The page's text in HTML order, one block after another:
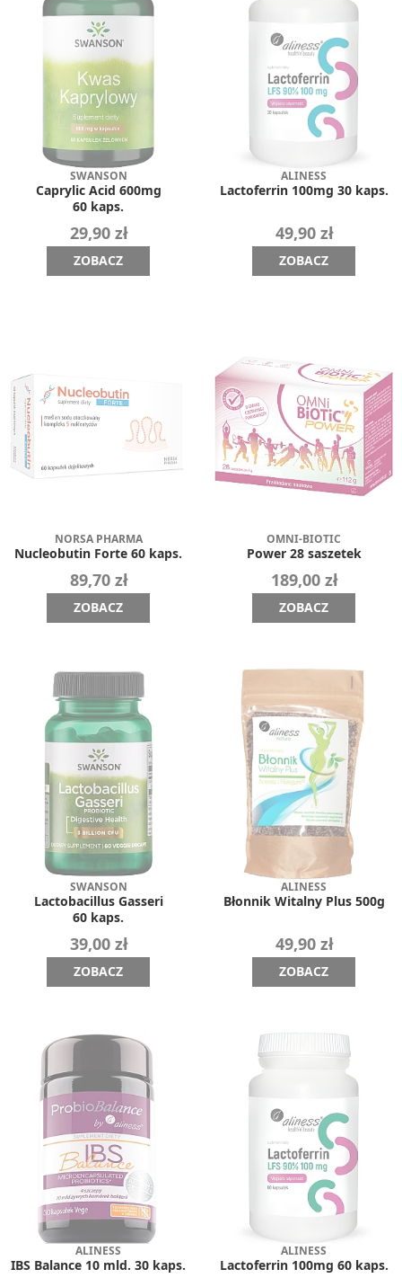
SWANSON
Caprylic Acid 600mg
60 kaps.
29,90 zł
ZOBACZ
ALINESS
Lactoferrin 100mg 30 kaps.
49,90 zł
ZOBACZ
NORSA PHARMA
Nucleobutin Forte 60 kaps.
89,70 zł
ZOBACZ
OMNI-BIOTIC
Power 28 saszetek
189,00 zł
ZOBACZ
SWANSON
Lactobacillus Gasseri
60 kaps.
39,00 zł
ZOBACZ
ALINESS
Błonnik Witalny Plus 500g
49,90 zł
ZOBACZ
ALINESS
IBS Balance 10 mld. 30 kaps.
ALINESS
Lactoferrin 100mg 60 kaps.